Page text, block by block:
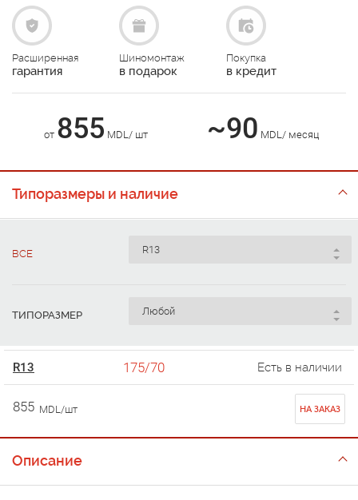
Расширенная
гарантия
Шиномонтаж
в подарок
Покупка
в кредит
от 855 MDL/ шт ~90 MDL/ месяц
Типоразмеры и наличие
ВСЕ
ТИПОРАЗМЕР
R13 175/70 Есть в наличии
855 MDL/шт НА ЗАКАЗ
Описание